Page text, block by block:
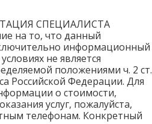
СПЕЦИАЛИСТА
на то, что данный
информационный
не является
положениями ч. 2 ст.
Российской Федерации. Для
о стоимости,
услуг, пожалуйста,
телефонам. Конкретный